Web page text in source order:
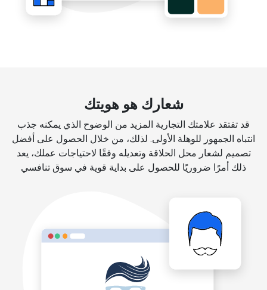
شعارك هو هويتك
قد تفتقد علامتك التجارية المزيد من الوضوح الذي يمكنه جذب
انتباه الجمهور للوهلة الأولى. لذلك، من خلال الحصول على أفضل
تصميم لشعار محل الحلاقة وتعديله وفقًا لاحتياجات عملك، يعد
ذلك أمرًا ضروريًا للحصول على بداية قوية في سوق تنافسي